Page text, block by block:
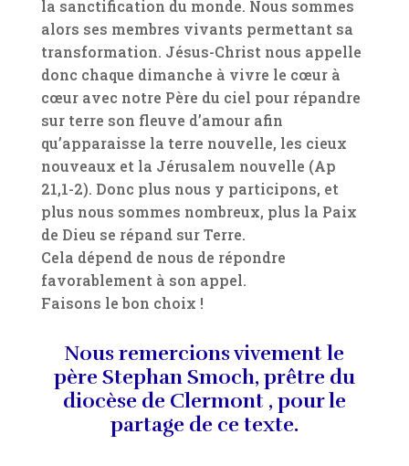
la sanctification du monde. Nous sommes
alors ses membres vivants permettant sa
transformation. Jésus-Christ nous appelle
donc chaque dimanche à vivre le cœur à
cœur avec notre Père du ciel pour répandre
sur terre son fleuve d’amour afin
qu’apparaisse la terre nouvelle, les cieux
nouveaux et la Jérusalem nouvelle (Ap
21,1-2). Donc plus nous y participons, et
plus nous sommes nombreux, plus la Paix
de Dieu se répand sur Terre.
Cela dépend de nous de répondre
favorablement à son appel.
Faisons le bon choix !
Nous remercions vivement le
père Stephan Smoch, prêtre du
diocèse de Clermont , pour le
partage de ce texte.